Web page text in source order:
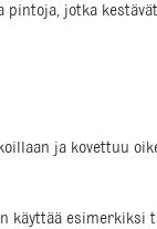
pintoja, jotka
ja kovettuu
käyttää esimerkiksi